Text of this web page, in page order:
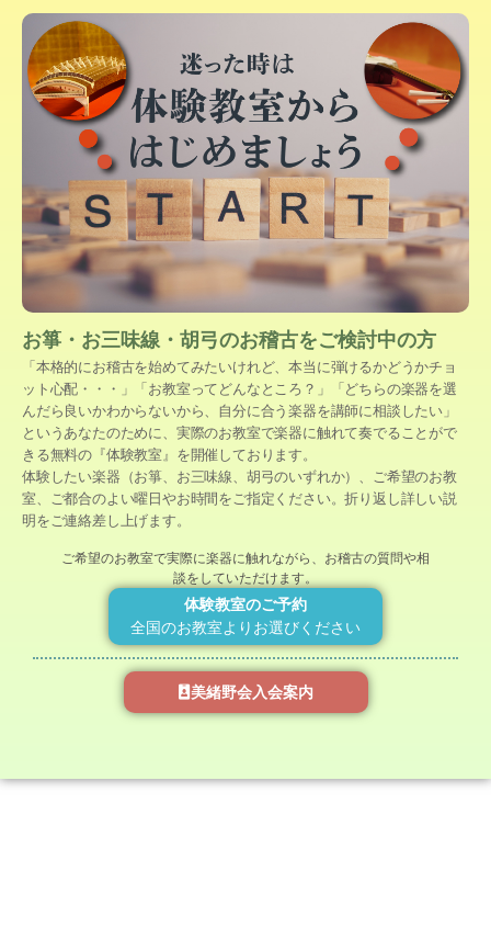
お箏・お三味線・胡弓のお稽古をご検討中の方
「本格的にお稽古を始めてみたいけれど、本当に弾けるかどうかチョ
ット心配・・・」「お教室ってどんなところ？」「どちらの楽器を選
んだら良いかわからないから、自分に合う楽器を講師に相談したい」
というあなたのために、実際のお教室で楽器に触れて奏でることがで
きる無料の『体験教室』を開催しております。
体験したい楽器（お箏、お三味線、胡弓のいずれか）、ご希望のお教
室、ご都合のよい曜日やお時間をご指定ください。折り返し詳しい説
明をご連絡差し上げます。
ご希望のお教室で実際に楽器に触れながら、お稽古の質問や相
談をしていただけます。
体験教室のご予約
全国のお教室よりお選びください
美緒野会入会案内